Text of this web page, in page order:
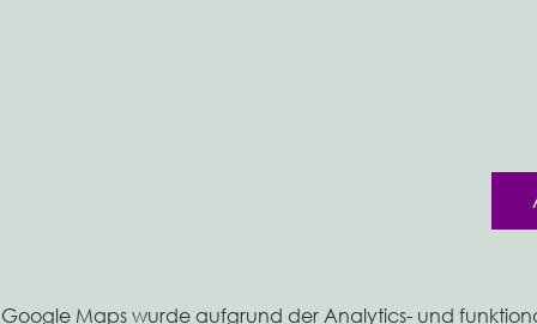
Google Maps wurde aufgrund der Analytics- und